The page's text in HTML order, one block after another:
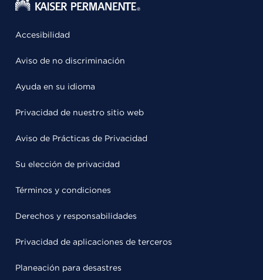
Accesibilidad
Aviso de no discriminación
Ayuda en su idioma
Privacidad de nuestro sitio web
Aviso de Prácticas de Privacidad
Su elección de privacidad
Términos y condiciones
Derechos y responsabilidades
Privacidad de aplicaciones de terceros
Planeación para desastres